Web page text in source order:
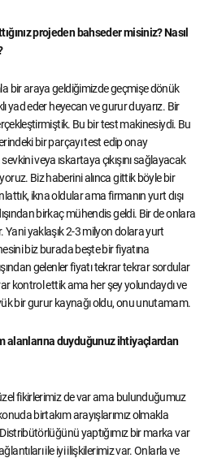
projeden bahseder misiniz? Nasıl
bir araya geldiğimizde geçmişe dönük
yad eder heyecan ve gurur duyarız. Bir
Bu bir test makinesiydi. Bu
bir parçayı test edip onay
veya ıskartaya çıkışını sağlayacak
Biz haberini alınca gittik böyle bir
ikna oldular ama firmanın yurt dışı
birkaç mühendis geldi. Bir de onlara
Yani yaklaşık 2-3 milyon dolara yurt
biz burada beşte bir fiyatına
gelenler fiyatı tekrar tekrar sordular
kontrol ettik ama her şey yolundaydı ve
bir gurur kaynağı oldu, onu unutamam.
alanlarına duyduğunuz ihtiyaçlardan
fikirlerimiz de var ama bulunduğumuz
birtakım arayışlarımız olmakla
yaptığımız bir marka var
ile iyi ilişkilerimiz var. Onlarla ve